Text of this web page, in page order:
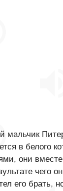
в белого
они
чего он
его брать,